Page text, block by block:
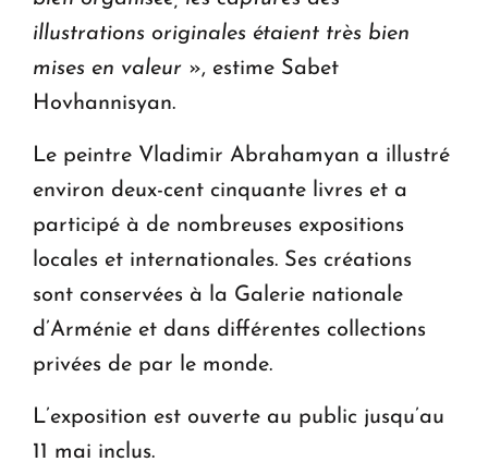
illustrations originales étaient très bien
mises en valeur », estime Sabet
Hovhannisyan.
Le peintre Vladimir Abrahamyan a illustré
environ deux-cent cinquante livres et a
participé à de nombreuses expositions
locales et internationales. Ses créations
sont conservées à la Galerie nationale
d’Arménie et dans différentes collections
privées de par le monde.
L’exposition est ouverte au public jusqu’au
11 mai inclus.